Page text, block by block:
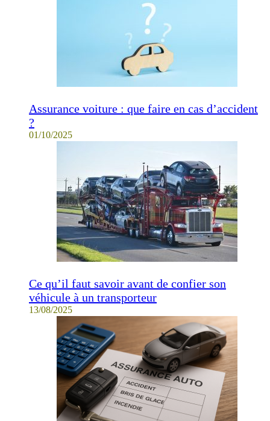
Assurance voiture : que faire en cas d’accident
?
01/10/2025
Ce qu’il faut savoir avant de confier son
véhicule à un transporteur
13/08/2025